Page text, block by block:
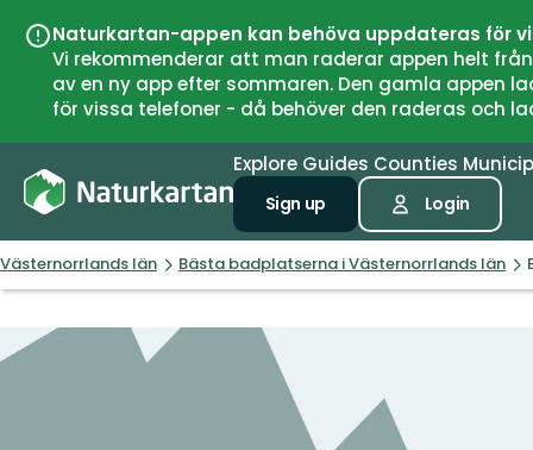
Naturkartan-appen kan behöva uppdateras för
Vi rekommenderar att man raderar appen helt
av en ny app efter sommaren. Den gamla
för vissa telefoner - då behöver den raderas och
Explore Guides Counties
Sign up Login
Västernorrlands län Bästa badplatserna i Västernorrlands län